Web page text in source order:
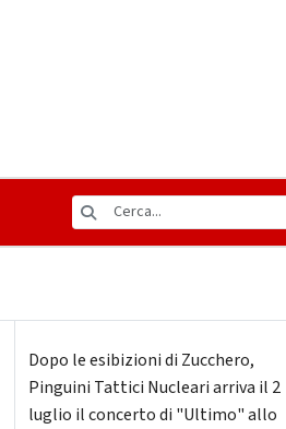
Dopo le esibizioni di Zucchero,
Pinguini Tattici Nucleari arriva il 2
luglio il concerto di "Ultimo" allo